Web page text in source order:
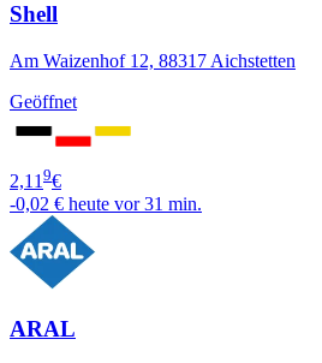
Shell
Am Waizenhof 12, 88317 Aichstetten
Geöffnet
2,119€
-0,02 € heute vor 31 min.
ARAL